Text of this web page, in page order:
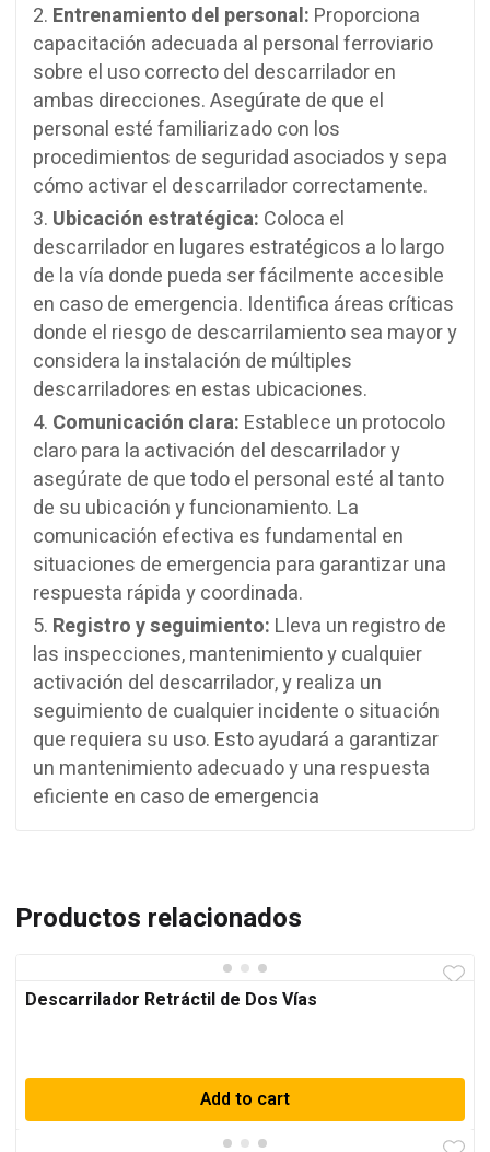
Entrenamiento del personal: Proporciona
capacitación adecuada al personal ferroviario
sobre el uso correcto del descarrilador en
ambas direcciones. Asegúrate de que el
personal esté familiarizado con los
procedimientos de seguridad asociados y sepa
cómo activar el descarrilador correctamente.
Ubicación estratégica: Coloca el
descarrilador en lugares estratégicos a lo largo
de la vía donde pueda ser fácilmente accesible
en caso de emergencia. Identifica áreas críticas
donde el riesgo de descarrilamiento sea mayor y
considera la instalación de múltiples
descarriladores en estas ubicaciones.
Comunicación clara: Establece un protocolo
claro para la activación del descarrilador y
asegúrate de que todo el personal esté al tanto
de su ubicación y funcionamiento. La
comunicación efectiva es fundamental en
situaciones de emergencia para garantizar una
respuesta rápida y coordinada.
Registro y seguimiento: Lleva un registro de
las inspecciones, mantenimiento y cualquier
activación del descarrilador, y realiza un
seguimiento de cualquier incidente o situación
que requiera su uso. Esto ayudará a garantizar
un mantenimiento adecuado y una respuesta
eficiente en caso de emergencia
Productos relacionados
Descarrilador Retráctil de Dos Vías
Add to cart